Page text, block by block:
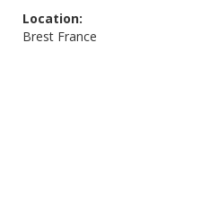
Location:
Brest France